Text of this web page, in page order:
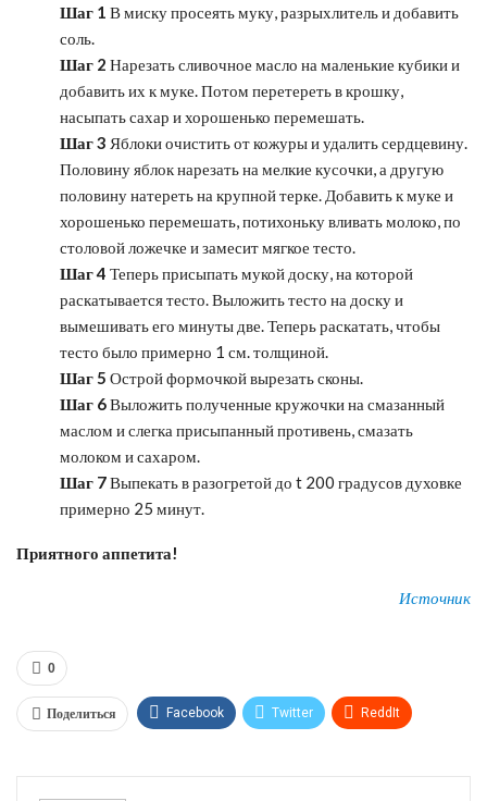
Шаг 1 В миску просеять муку, разрыхлитель и добавить
соль.
Шаг 2 Нарезать сливочное масло на маленькие кубики и
добавить их к муке. Потом перетереть в крошку,
насыпать сахар и хорошенько перемешать.
Шаг 3 Яблоки очистить от кожуры и удалить сердцевину.
Половину яблок нарезать на мелкие кусочки, а другую
половину натереть на крупной терке. Добавить к муке и
хорошенько перемешать, потихоньку вливать молоко, по
столовой ложечке и замесит мягкое тесто.
Шаг 4 Теперь присыпать мукой доску, на которой
раскатывается тесто. Выложить тесто на доску и
вымешивать его минуты две. Теперь раскатать, чтобы
тесто было примерно 1 см. толщиной.
Шаг 5 Острой формочкой вырезать сконы.
Шаг 6Выложить полученные кружочки на смазанный
маслом и слегка присыпанный противень, смазать
молоком и сахаром.
Шаг 7Выпекать в разогретой до t 200 градусов духовке
примерно 25 минут.
Приятного аппетита!
Источник
0
Поделиться Facebook Twitter ReddIt